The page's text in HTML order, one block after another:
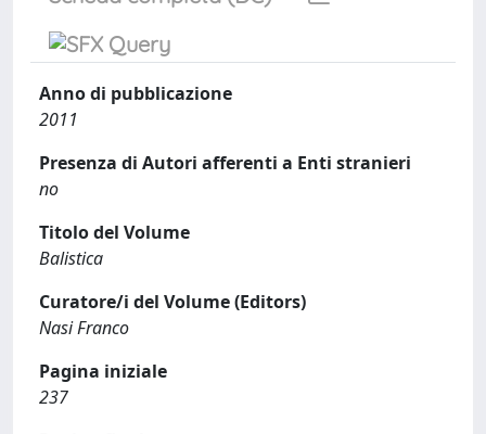
Anno di pubblicazione
2011
Presenza di Autori afferenti a Enti stranieri
no
Titolo del Volume
Balistica
Curatore/i del Volume (Editors)
Nasi Franco
Pagina iniziale
237